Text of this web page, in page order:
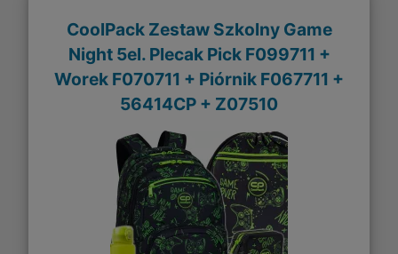
CoolPack Zestaw Szkolny Game
Night 5el. Plecak Pick F099711 +
Worek F070711 + Piórnik F067711 +
56414CP + Z07510